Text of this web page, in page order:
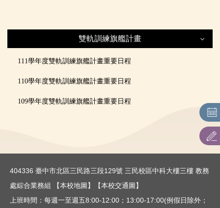
雙軌訓練旗艦計畫
雙軌訓練旗艦計畫
招生簡章
網路作業系統
111學年度雙軌訓練旗艦計畫重要日程
110學年度雙軌訓練旗艦計畫重要日程
109學年度雙軌訓練旗艦計畫重要日程
404336 臺中市北區三民路三段129號 三民校區中科大樓三樓 教務
處綜合業務組
【本校地圖】
【本校交通圖】
上班時間：每週一至週五8:00-12:00；13:00-17:00(例假日除外；